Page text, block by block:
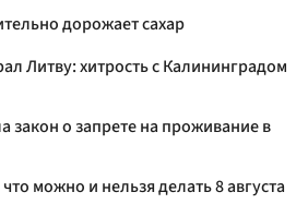
дорожает сахар
Литву: хитрость с Калининградом
закон о запрете на проживание в
можно и нельзя делать 8 августа